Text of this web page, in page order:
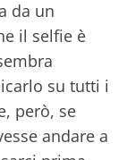
da un
il selfie è
su tutti i
però, se
andare a